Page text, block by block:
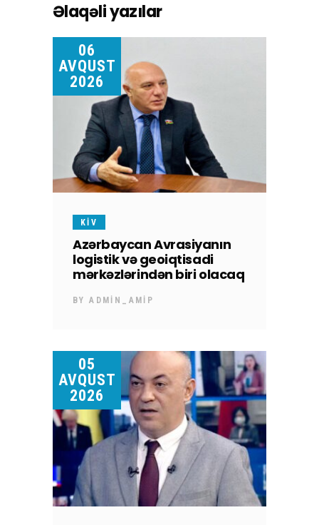
Əlaqəli yazılar
06
AVQUST
2026
KİV
Azərbaycan Avrasiyanın
logistik və geoiqtisadi
mərkəzlərindən biri olacaq
BYADMIN_AMIP
05
AVQUST
2026